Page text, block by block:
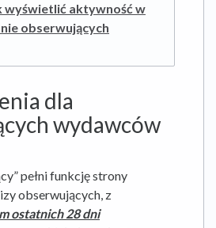
wyświetlić aktywność w
obserwujących
dla
wydawców
pełni funkcję strony
obserwujących, z
ostatnich 28 dni